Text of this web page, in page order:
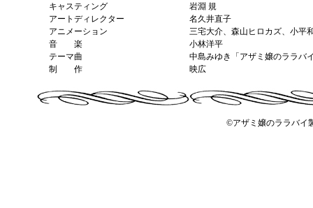
キャスティング
岩淵 規
アートディレクター
名久井直子
アニメーション
三宅大介、森山ヒロカズ、小平
音 楽
小林洋平
テーマ曲
中島みゆき「アザミ嬢のララバ
制 作
映広
©アザミ嬢のララバイ